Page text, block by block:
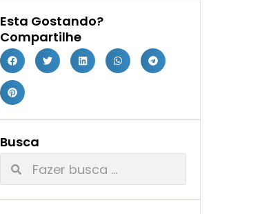
Esta Gostando?
Compartilhe
Busca